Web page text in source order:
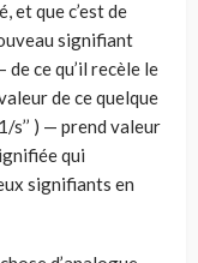
et que c’est de
signifiant
ce qu’il recèle le
de ce quelque
s’’ ) — prend valeur
qui
signifiants en